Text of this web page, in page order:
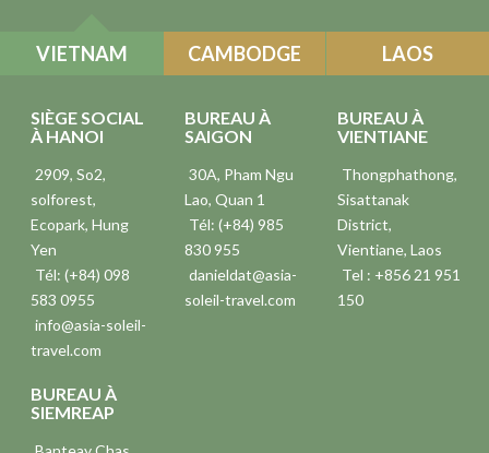
VIETNAM CAMBODGE LAOS
SIÈGE SOCIAL
À HANOI
2909, So2,
solforest,
Ecopark, Hung
Yen
Tél: (+84) 098
583 0955
info@asia-soleil-
travel.com
BUREAU À
SAIGON
30A, Pham Ngu
Lao, Quan 1
Tél: (+84) 985
830 955
danieldat@asia-
soleil-travel.com
BUREAU À
VIENTIANE
Thongphathong,
Sisattanak
District,
Vientiane, Laos
Tel : +856 21 951
150
BUREAU À
SIEMREAP